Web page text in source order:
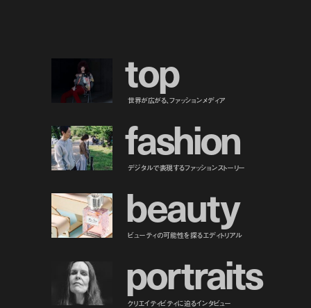
top
世界が広がる、ファッションメディア
fashion
デジタルで表現するファッションストーリー
beauty
ビューティの可能性を探るエディトリアル
portraits
クリエイティビティに迫るインタビュー